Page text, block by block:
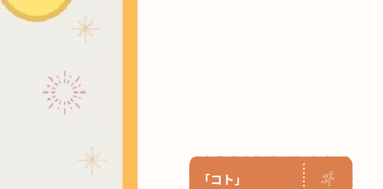
「コト」